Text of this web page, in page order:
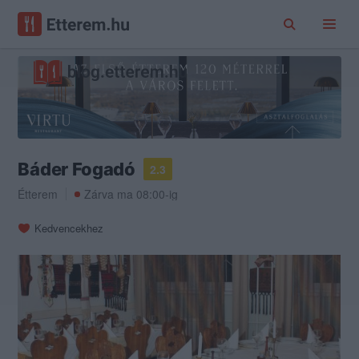
Báder Fogadó
2.3
Étterem
Zárva ma 08:00-ig
Kedvencekhez